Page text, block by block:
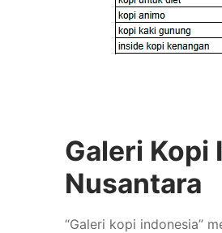
Galeri Kopi
Nusantara
“Galeri kopi indonesia”